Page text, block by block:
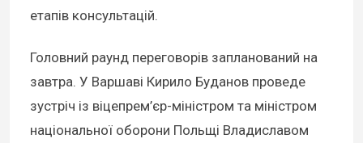
етапів консультацій.
Головний раунд переговорів запланований на
завтра. У Варшаві Кирило Буданов проведе
зустріч із віцепрем’єр-міністром та міністром
національної оборони Польщі Владиславом